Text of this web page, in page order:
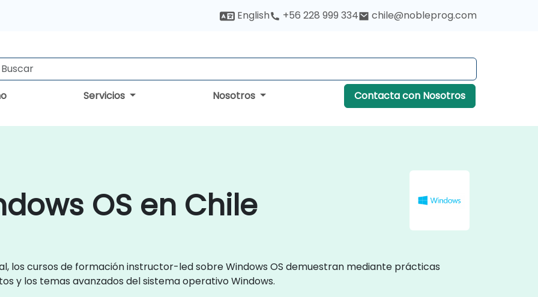
English +56 228 999 334 chile@nobleprog.com
Servicios Nosotros Contacta con Nosotros
OS en Chile
los cursos de formación instructor-led sobre Windows OS demuestran mediante prácticas
y los temas avanzados del sistema operativo Windows.